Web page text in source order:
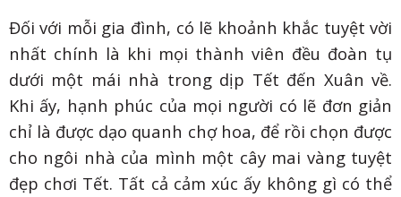
Đối với mỗi gia đình, có lẽ khoảnh khắc tuyệt vời
nhất chính là khi mọi thành viên đều đoàn tụ
dưới một mái nhà trong dịp Tết đến Xuân về.
Khi ấy, hạnh phúc của mọi người có lẽ đơn giản
chỉ là được dạo quanh chợ hoa, để rồi chọn được
cho ngôi nhà của mình một cây mai vàng tuyệt
đẹp chơi Tết. Tất cả cảm xúc ấy không gì có thể